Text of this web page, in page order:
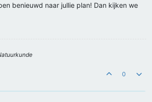
benieuwd naar jullie plan! Dan kijken we
0